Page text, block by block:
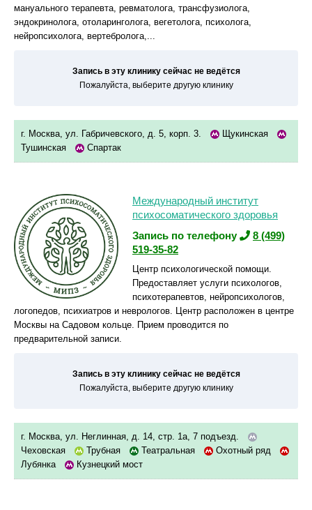
мануального терапевта, ревматолога, трансфузиолога,
эндокринолога, отоларинголога, вегетолога, психолога,
нейропсихолога, вертебролога,...
Запись в эту клинику сейчас не ведётся
Пожалуйста, выберите другую клинику
г. Москва, ул. Габричевского, д. 5, корп. 3.
Щукинская
Тушинская
Спартак
Международный институт
психосоматического здоровья
Запись по телефону
8 (499)
519-35-82
Центр психологической помощи.
Предоставляет услуги психологов,
психотерапевтов, нейропсихологов,
логопедов, психиатров и неврологов. Центр расположен в центре
Москвы на Садовом кольце. Прием проводится по
предварительной записи.
Запись в эту клинику сейчас не ведётся
Пожалуйста, выберите другую клинику
г. Москва, ул. Неглинная, д. 14, стр. 1а, 7 подъезд.
Чеховская
Трубная Театральная
Охотный ряд
Лубянка
Кузнецкий мост